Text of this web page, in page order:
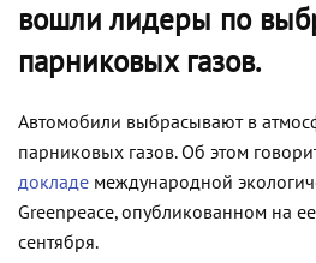
вошли лидеры по
парниковых газов.
Автомобили выбрасывают в
парниковых газов. Об этом
докладе международной
Greenpeace, опубликованном на
сентября.